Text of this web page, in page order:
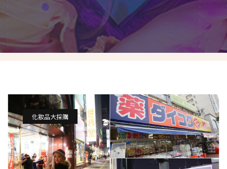
化妝品大採購